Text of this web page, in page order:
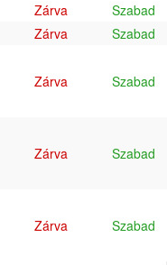
Zárva
Szabad
Zárva
Szabad
Zárva Szabad
Zárva Szabad
Zárva Szabad